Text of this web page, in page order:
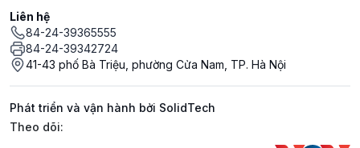
Liên hệ
84-24-39365555
84-24-39342724
41-43 phố Bà Triệu, phường Cửa Nam, TP. Hà Nội
Phát triển và vận hành bởi SolidTech
Mạng xã hội
Theo dõi: